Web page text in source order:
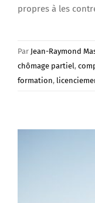
propres à les
Par Jean-Raymond
chômage partiel,
formation,